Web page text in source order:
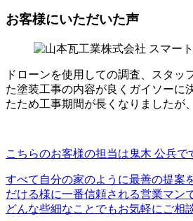
お客様にいただいた声
ドローンを使用しての調査、スタッ
た塗装工事の内容が良くガイソーに
たため工事期間が長くなりましたが
こちらのお客様の担当は鬼木 公兵で
すべて自分の家のように最善の提案
だける様に一番信頼される営業マン
どんな些細なことでもお気軽にご相